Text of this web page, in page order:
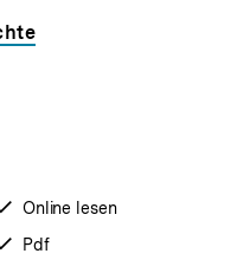
verfügbar
zum
Online lesen
verfügbar
Pdf